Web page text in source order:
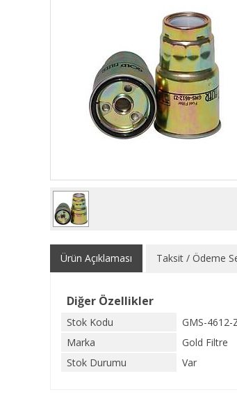
Ürün Açıklaması Taksit / Ödeme
Diğer Özellikler
Stok Kodu
GMS-4612-
Marka
Gold Filtre
Stok Durumu
Var